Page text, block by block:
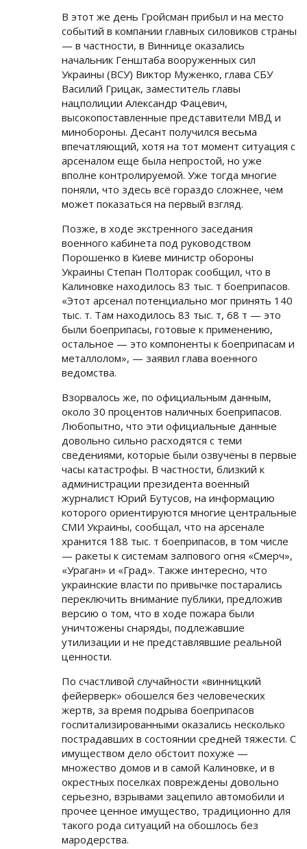
В этот же день Гройсман прибыл и на место
событий в компании главных силовиков страны
— в частности, в Виннице оказались
начальник Генштаба вооруженных сил
Украины (ВСУ) Виктор Муженко, глава СБУ
Василий Грицак, заместитель главы
нацполиции Александр Фацевич,
высокопоставленные представители МВД и
минобороны. Десант получился весьма
впечатляющий, хотя на тот момент ситуация с
арсеналом еще была непростой, но уже
вполне контролируемой. Уже тогда многие
поняли, что здесь всё гораздо сложнее, чем
может показаться на первый взгляд.
Позже, в ходе экстренного заседания
военного кабинета под руководством
Порошенко в Киеве министр обороны
Украины Степан Полторак сообщил, что в
Калиновке находилось 83 тыс. т боеприпасов.
«Этот арсенал потенциально мог принять 140
тыс. т. Там находилось 83 тыс. т, 68 т — это
были боеприпасы, готовые к применению,
остальное — это компоненты к боеприпасам и
металлолом», — заявил глава военного
ведомства.
Взорвалось же, по официальным данным,
около 30 процентов наличных боеприпасов.
Любопытно, что эти официальные данные
довольно сильно расходятся с теми
сведениями, которые были озвучены в первые
часы катастрофы. В частности, близкий к
администрации президента военный
журналист Юрий Бутусов, на информацию
которого ориентируются многие центральные
СМИ Украины, сообщал, что на арсенале
хранится 188 тыс. т боеприпасов, в том числе
— ракеты к системам залпового огня «Смерч»,
«Ураган» и «Град». Также интересно, что
украинские власти по привычке постарались
переключить внимание публики, предложив
версию о том, что в ходе пожара были
уничтожены снаряды, подлежавшие
утилизации и не представлявшие реальной
ценности.
По счастливой случайности «винницкий
фейерверк» обошелся без человеческих
жертв, за время подрыва боеприпасов
госпитализированными оказались несколько
пострадавших в состоянии средней тяжести. С
имуществом дело обстоит похуже —
множество домов и в самой Калиновке, и в
окрестных поселках повреждены довольно
серьезно, взрывами зацепило автомобили и
прочее ценное имущество, традиционно для
такого рода ситуаций на обошлось без
мародерства.